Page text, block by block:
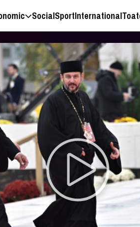
SocialSportInternational